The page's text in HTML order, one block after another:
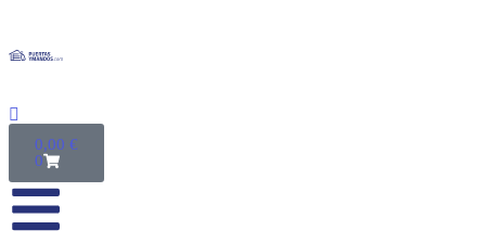
0,00 €
0